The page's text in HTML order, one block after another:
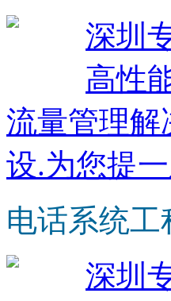
深圳
高性
流量管理解
设.为您提
电话系统工
深圳